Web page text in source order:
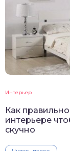
Интерьер
Как
интерьере
скучно